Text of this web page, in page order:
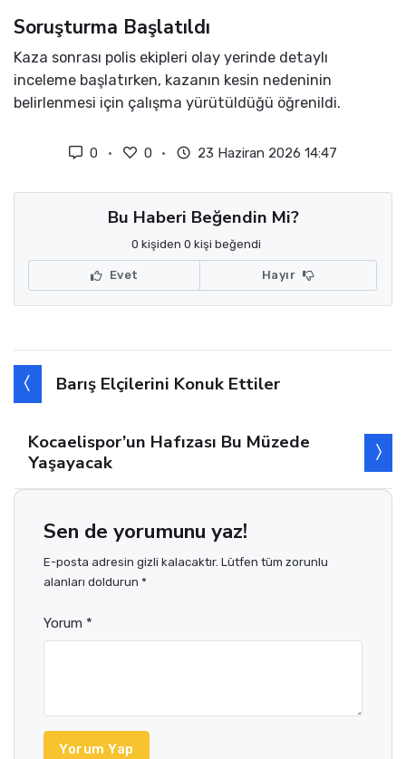
Soruşturma Başlatıldı
Kaza sonrası polis ekipleri olay yerinde detaylı
inceleme başlatırken, kazanın kesin nedeninin
belirlenmesi için çalışma yürütüldüğü öğrenildi.
0 0 23 Haziran 2026 14:47
Bu Haberi Beğendin Mi?
0 kişiden 0 kişi beğendi
Evet Hayır
Barış Elçilerini Konuk Ettiler
Kocaelispor’un Hafızası Bu Müzede
Yaşayacak
Sen de yorumunu yaz!
E-posta adresin gizli kalacaktır. Lütfen tüm zorunlu
alanları doldurun *
Yorum *
Yorum Yap